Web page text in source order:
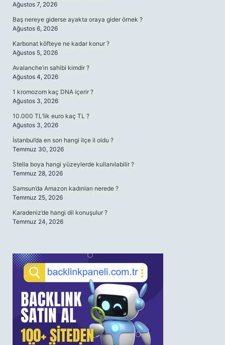
Ağustos 7, 2026
Baş nereye giderse ayakta oraya gider örnek ?
Ağustos 6, 2026
Karbonat köfteye ne kadar konur ?
Ağustos 5, 2026
Avalanche’ın sahibi kimdir ?
Ağustos 4, 2026
1 kromozom kaç DNA içerir ?
Ağustos 3, 2026
10.000 TL’lik euro kaç TL ?
Ağustos 3, 2026
İstanbul’da en son hangi ilçe il oldu ?
Temmuz 30, 2026
Stella boya hangi yüzeylerde kullanılabilir ?
Temmuz 28, 2026
Samsun’da Amazon kadınları nerede ?
Temmuz 25, 2026
Karadeniz’de hangi dil konuşulur ?
Temmuz 24, 2026